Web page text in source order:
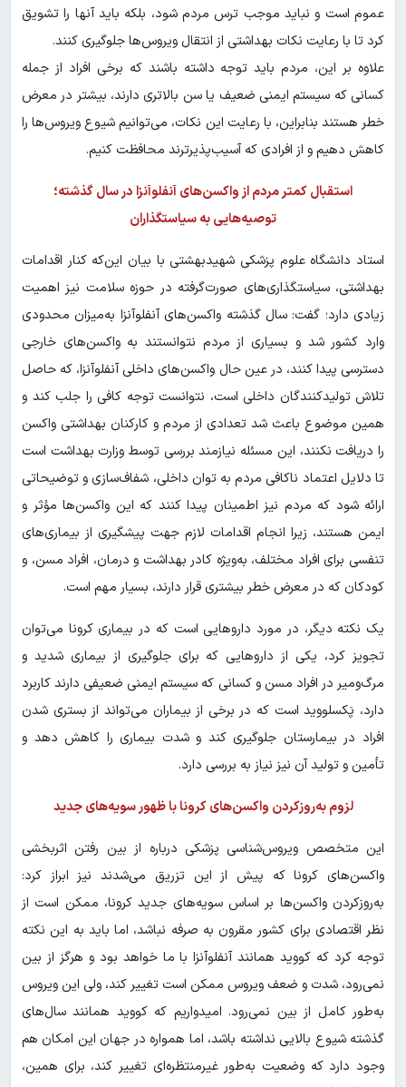
عموم است و نباید موجب ترس مردم شود، بلکه باید آنها را تشویق
کرد تا با رعایت نکات بهداشتی از انتقال ویروس‌ها جلوگیری کنند.
علاوه بر این، مردم باید توجه داشته باشند که برخی افراد از جمله
کسانی که سیستم ایمنی ضعیف یا سن بالاتری دارند، بیشتر در معرض
خطر هستند بنابراین، با رعایت این نکات، می‌توانیم شیوع ویروس‌ها را
کاهش دهیم و از افرادی که آسیب‌پذیرترند محافظت کنیم.
استقبال کمتر مردم از واکسن‌های آنفلوآنزا در سال گذشته؛
توصیه‌هایی به سیاستگذاران
استاد دانشگاه علوم پزشکی شهیدبهشتی با بیان این‌که کنار اقدامات
بهداشتی، سیاستگذاری‌های صورت‌گرفته در حوزه سلامت نیز اهمیت
زیادی دارد؛ گفت: سال گذشته واکسن‌های آنفلوآنزا به‌میزان محدودی
وارد کشور شد و بسیاری از مردم نتوانستند به واکسن‌های خارجی
دسترسی پیدا کنند، در عین حال واکسن‌های داخلی آنفلوآنزا، که حاصل
تلاش تولیدکنندگان داخلی است، نتوانست توجه کافی را جلب کند و
همین موضوع باعث شد تعدادی از مردم و کارکنان بهداشتی واکسن
را دریافت نکنند، این مسئله نیازمند بررسی توسط وزارت بهداشت است
تا دلایل اعتماد ناکافی مردم به توان داخلی، شفاف‌سازی و توضیحاتی
ارائه شود که مردم نیز اطمینان پیدا کنند که این واکسن‌ها مؤثر و
ایمن هستند، زیرا انجام اقدامات لازم جهت پیشگیری از بیماری‌های
تنفسی برای افراد مختلف، به‌ویژه کادر بهداشت و درمان، افراد مسن، و
کودکان که در معرض خطر بیشتری قرار دارند، بسیار مهم است.
یک نکته دیگر، در مورد دارو‌هایی است که در بیماری کرونا می‌توان
تجویز کرد، یکی از دارو‌هایی که برای جلوگیری از بیماری شدید و
مرگ‌ومیر در افراد مسن و کسانی که سیستم ایمنی ضعیفی دارند کاربرد
دارد، پَکسلووید است که در برخی از بیماران می‌تواند از بستری شدن
افراد در بیمارستان جلوگیری کند و شدت بیماری را کاهش دهد و
تأمین و تولید آن نیز نیاز به بررسی دارد.
لزوم به‌روزکردن واکسن‌های کرونا با ظهور سویه‌های جدید
این متخصص ویروس‌شناسی پزشکی درباره از بین رفتن اثربخشی
واکسن‌های کرونا که پیش از این تزریق می‌شدند نیز ابراز کرد:
به‌روزکردن واکسن‌ها بر اساس سویه‌های جدید کرونا، ممکن است از
نظر اقتصادی برای کشور مقرون به صرفه نباشد، اما باید به این نکته
توجه کرد که کووید همانند آنفلوآنزا با ما خواهد بود و هرگز از بین
نمی‌رود، شدت و ضعف ویروس ممکن است تغییر کند، ولی این ویروس
به‌طور کامل از بین نمی‌رود. امیدواریم که کووید همانند سال‌های
گذشته شیوع بالایی نداشته باشد، اما همواره در جهان این امکان هم
وجود دارد که وضعیت به‌طور غیرمنتظره‌ای تغییر کند، برای همین،